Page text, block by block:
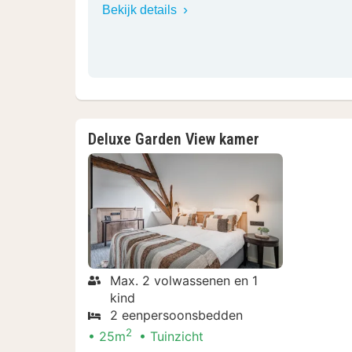
Bekijk details
Deluxe Garden View kamer
Max. 2 volwassenen en 1
kind
2 eenpersoonsbedden
25m2 Tuinzicht